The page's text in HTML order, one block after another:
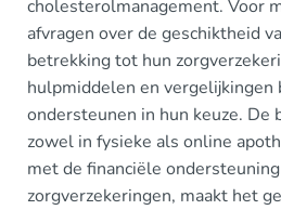
cholesterolmanagement. Voor
afvragen over de geschiktheid
betrekking tot hun
hulpmiddelen en vergelijkingen
ondersteunen in hun keuze. De
zowel in fysieke als online
met de financiële
zorgverzekeringen, maakt het